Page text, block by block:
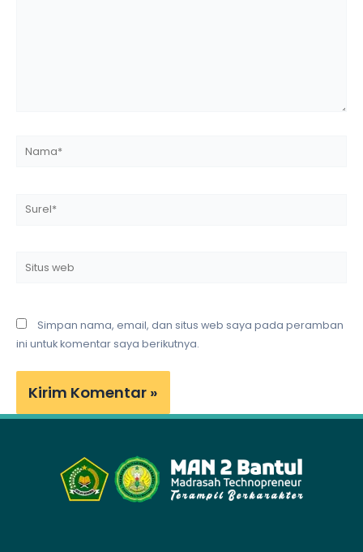
Surel*
Simpan nama, email, dan situs web saya pada peramban
ini untuk komentar saya berikutnya.